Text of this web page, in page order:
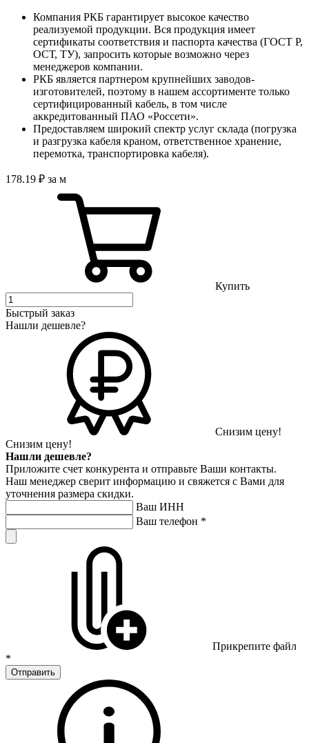
Компания РКБ гарантирует высокое качество
реализуемой продукции. Вся продукция имеет
сертификаты соответствия и паспорта качества (ГОСТ Р,
ОСТ, ТУ), запросить которые возможно через
менеджеров компании.
РКБ является партнером крупнейших заводов-
изготовителей, поэтому в нашем ассортименте только
сертифицированный кабель, в том числе
аккредитованный ПАО «Россети».
Предоставляем широкий спектр услуг склада (погрузка
и разгрузка кабеля краном, ответственное хранение,
перемотка, транспортировка кабеля).
178.19 ₽ за м
Купить
Быстрый заказ
Нашли дешевле?
Снизим цену!
Снизим цену!
Нашли дешевле?
Приложите счет конкурента и отправьте Ваши контакты.
Наш менеджер сверит информацию и свяжется с Вами для
уточнения размера скидки.
Ваш ИНН
Ваш телефон *
Прикрепите файл
*
Отправить